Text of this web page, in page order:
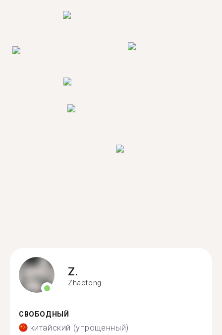
Z.
Zhaotong
СВОБОДНЫЙ
китайский (упрощенный)